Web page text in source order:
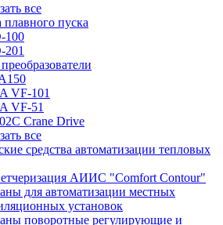
все
плавного пуска
100
201
VF-101
VF-51
Crane Drive
все
средства автоматизации тепловых
АИИС "Comfort Contour"
для автоматизации местных
установок
поворотные регулирующие и